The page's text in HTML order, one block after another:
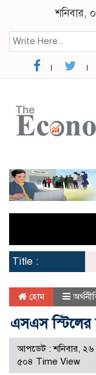
শনিবার,
Title :
হোম
এসএস স্টিলের
আপডেট : শনিবার, ২৬
৫০৪ Time View